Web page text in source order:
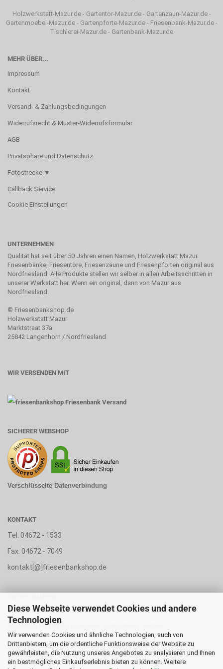
Diese Webseite verwendet Cookies und andere
Technologien
Wir verwenden Cookies und ähnliche Technologien, auch von
Drittanbietern, um die ordentliche Funktionsweise der Website zu
gewährleisten, die Nutzung unseres Angebotes zu analysieren und Ihnen
ein bestmögliches Einkaufserlebnis bieten zu können. Weitere
Holzwerkstatt-Mazur.de- Gartentor-Mazur.de- Gartenzaun-Mazur.de-
Gartenmoebel-Mazur.de- Gartenpforte-Mazur.de- Friesenbank-Mazur.de-
Tischlerei-Mazur.de - Gartenbank-Mazur.de
MEHR ÜBER...
Impressum
Kontakt
Versand- & Zahlungsbedingungen
Widerrufsrecht & Muster-Widerrufsformular
AGB
Privatsphäre und Datenschutz
Fotostrecke ▼
Callback Service
Cookie Einstellungen
UNTERNEHMEN
Qualität hat seit über 50 Jahren einen Namen, Holzwerkstatt Mazur.
Friesenbänke, Friesentore, Friesenzäune und Friesenpforten original aus
Nordfriesland. Alle Produkte stellen wir selber in allen Arbeitsschritten in
unserer Werkstatt her. Wenn ein original, dann von Mazur aus
Nordfriesland.
© Friesenbankshop.de
Holzwerkstatt Mazur
Marktstraat 37a
25842 Langenhorn / Nordfriesland
WIR VERSENDEN MIT
SICHERER WEBSHOP
Verschlüsselte Datenverbindung
KONTAKT
Tel. 04672 - 1533
Fax. 04672 - 7049
kontakt[@]friesenbankshop.de
Bezahlung via PayPal auch ohne PayPal-Konto möglich..!
- Rechnungskauf - SEPA Lastschrift
- Kreditkarte - Vorkasse